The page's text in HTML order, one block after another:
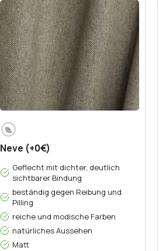
Neve (+0€)
Geflecht mit dichter, deutlich
sichtbarer Bindung
beständig gegen Reibung und
Pilling
reiche und modische Farben
natürliches Aussehen
Matt